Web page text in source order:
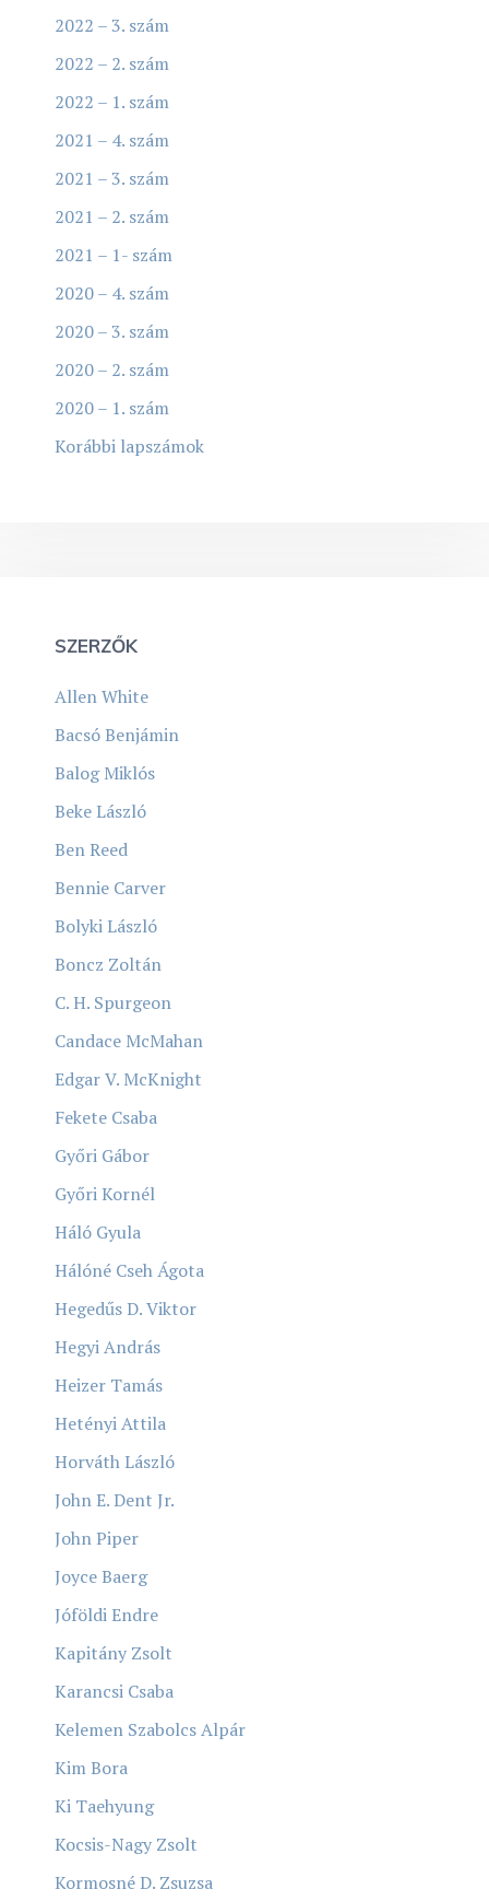
2022 – 3. szám
2022 – 2. szám
2022 – 1. szám
2021 – 4. szám
2021 – 3. szám
2021 – 2. szám
2021 – 1- szám
2020 – 4. szám
2020 – 3. szám
2020 – 2. szám
2020 – 1. szám
Korábbi lapszámok
SZERZŐK
Allen White
Bacsó Benjámin
Balog Miklós
Beke László
Ben Reed
Bennie Carver
Bolyki László
Boncz Zoltán
C. H. Spurgeon
Candace McMahan
Edgar V. McKnight
Fekete Csaba
Győri Gábor
Győri Kornél
Háló Gyula
Hálóné Cseh Ágota
Hegedűs D. Viktor
Hegyi András
Heizer Tamás
Hetényi Attila
Horváth László
John E. Dent Jr.
John Piper
Joyce Baerg
Jóföldi Endre
Kapitány Zsolt
Karancsi Csaba
Kelemen Szabolcs Alpár
Kim Bora
Ki Taehyung
Kocsis-Nagy Zsolt
Kormosné D. Zsuzsa